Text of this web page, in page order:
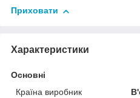
Приховати
Характеристики
Основні
Країна виробник